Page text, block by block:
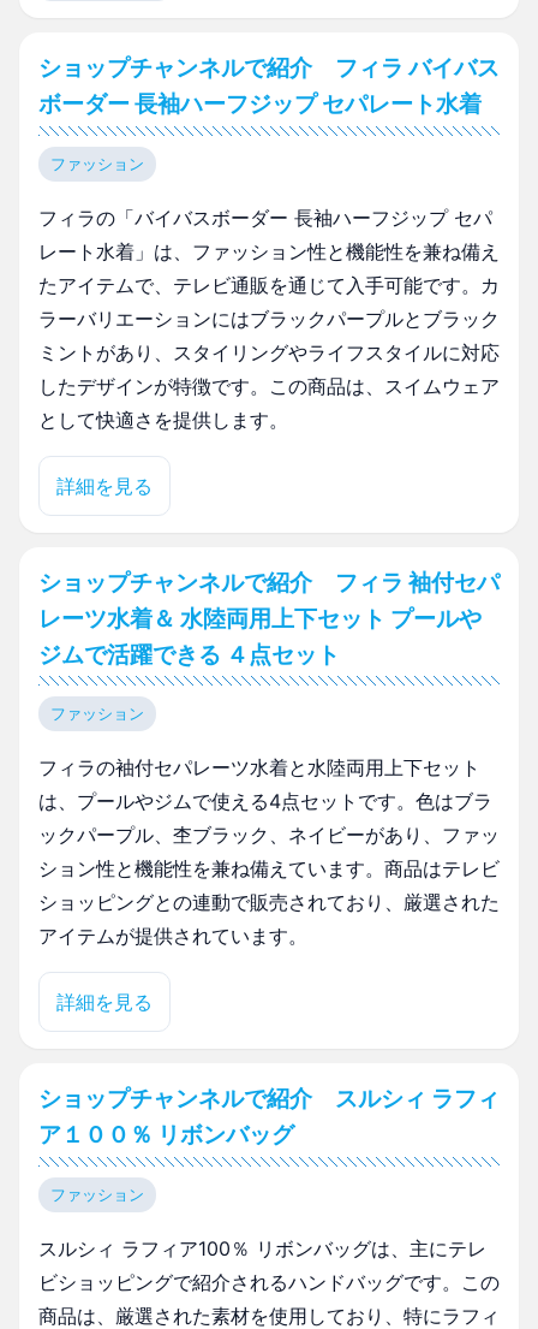
ショップチャンネルで紹介 フィラ バイバス
ボーダー 長袖ハーフジップ セパレート水着
ファッション
フィラの「バイバスボーダー 長袖ハーフジップ セパ
レート水着」は、ファッション性と機能性を兼ね備え
たアイテムで、テレビ通販を通じて入手可能です。カ
ラーバリエーションにはブラックパープルとブラック
ミントがあり、スタイリングやライフスタイルに対応
したデザインが特徴です。この商品は、スイムウェア
として快適さを提供します。
詳細を見る
ショップチャンネルで紹介 フィラ 袖付セパ
レーツ水着＆ 水陸両用上下セット プールや
ジムで活躍できる ４点セット
ファッション
フィラの袖付セパレーツ水着と水陸両用上下セット
は、プールやジムで使える4点セットです。色はブラ
ックパープル、杢ブラック、ネイビーがあり、ファッ
ション性と機能性を兼ね備えています。商品はテレビ
ショッピングとの連動で販売されており、厳選された
アイテムが提供されています。
詳細を見る
ショップチャンネルで紹介 スルシィ ラフィ
ア１００％ リボンバッグ
ファッション
スルシィ ラフィア100％ リボンバッグは、主にテレ
ビショッピングで紹介されるハンドバッグです。この
商品は、厳選された素材を使用しており、特にラフィ